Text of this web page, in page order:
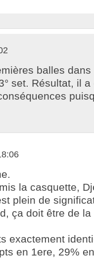
balles dans
set. Résultat, il
la casquette,
plein de
ça doit être de
exactement
en 1ere, 29%